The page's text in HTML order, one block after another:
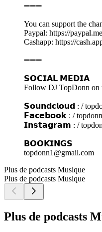
➖➖➖
You can support the
Paypal: https://
Cashapp: https://
➖➖➖
𝗦𝗢𝗖𝗜𝗔𝗟 𝗠𝗘𝗗𝗜𝗔
Follow DJ TopDonn on
𝗦𝗼𝘂𝗻𝗱𝗰𝗹𝗼𝘂𝗱 : /
𝗙𝗮𝗰𝗲𝗯𝗼𝗼𝗸 : / topdonn
𝗜𝗻𝘀𝘁𝗮𝗴𝗿𝗮𝗺 : /
𝗕𝗢𝗢𝗞𝗜𝗡𝗚𝗦
topdonn1@gmail.com
Plus de podcasts Musique
Plus de podcasts Musique
Plus de podcasts